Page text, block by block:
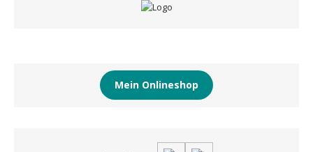
Mein Onlineshop